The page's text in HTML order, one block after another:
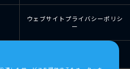
ウェブサイトプライバシーポリシ
ー